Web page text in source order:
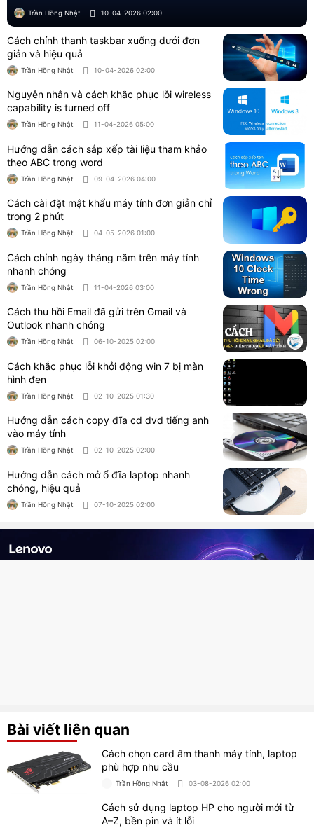
Trần Hồng Nhật 10-04-2026 02:00
Cách chỉnh thanh taskbar xuống dưới đơn
giản và hiệu quả
Trần Hồng Nhật 10-04-2026 02:00
Nguyên nhân và cách khắc phục lỗi wireless
capability is turned off
Trần Hồng Nhật 11-04-2026 05:00
Hướng dẫn cách sắp xếp tài liệu tham khảo
theo ABC trong word
Trần Hồng Nhật 09-04-2026 04:00
Cách cài đặt mật khẩu máy tính đơn giản chỉ
trong 2 phút
Trần Hồng Nhật 04-05-2026 01:00
Cách chỉnh ngày tháng năm trên máy tính
nhanh chóng
Trần Hồng Nhật 11-04-2026 03:00
Cách thu hồi Email đã gửi trên Gmail và
Outlook nhanh chóng
Trần Hồng Nhật 06-10-2025 02:00
Cách khắc phục lỗi khởi động win 7 bị màn
hình đen
Trần Hồng Nhật 02-10-2025 01:30
Hướng dẫn cách copy đĩa cd dvd tiếng anh
vào máy tính
Trần Hồng Nhật 02-10-2025 02:00
Hướng dẫn cách mở ổ đĩa laptop nhanh
chóng, hiệu quả
Trần Hồng Nhật 07-10-2025 02:00
Bài viết liên quan
Cách chọn card âm thanh máy tính, laptop
phù hợp nhu cầu
Trần Hồng Nhật 03-08-2026 02:00
Cách sử dụng laptop HP cho người mới từ
A–Z, bền pin và ít lỗi